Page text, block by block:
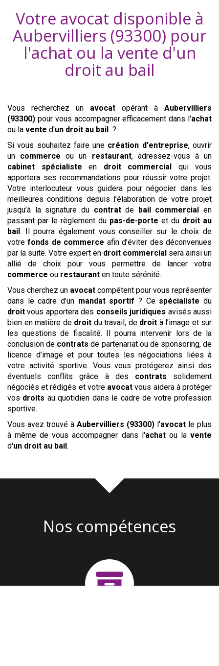
Votre avocat disponible à
Aubervilliers (93300) pour
l'achat ou la vente d'un
droit au bail
Vous recherchez un avocat opérant à Aubervilliers
(93300) pour vous accompagner efficacement dans l'achat
ou la vente d'un droit au bail
?
Si vous souhaitez faire une création d'entreprise, ouvrir
un commerce ou un restaurant, adressez-vous à un
cabinet
spécialiste en droit commercial
qui vous
apportera ses recommandations pour réussir votre projet.
Votre interlocuteur vous guidera pour négocier dans les
meilleures conditions depuis l’élaboration de votre projet
jusqu’à la signature du contratde bail commercial
en
passant par le règlement du pas-de-porte et du droit au
bail . Il pourra également vous conseiller sur le choix de
votrefonds de commerce afin d’éviter des déconvenues
par la suite. Votre expert en droit commercial sera ainsi un
allié de choix pour vous permettre de lancer votre
commerce ou restaurant en toute sérénité.
Vous cherchez un avocat compétent pour vous représenter
dans le cadre d’un mandat sportif ? Ce spécialiste du
droit vous apportera des conseils juridiques avisés aussi
bien en matière de droit du travail, de droit à l’image et sur
les questions de fiscalité. Il pourra intervenir lors de la
conclusion de contrats de partenariat ou de sponsoring, de
licence d’image et pour toutes les négociations liées à
votre activité sportive. Vous vous protégerez ainsi des
éventuels conflits grâce à des contrats solidement
négociés et rédigés et votre avocat vous aidera à protéger
vos droits au quotidien dans le cadre de votre profession
sportive.
Vous avez trouvé à Aubervilliers (93300) l'avocat le plus
à même de vous accompagner dans l'achatou lavente
d'un droit au bail .
Nos compétences